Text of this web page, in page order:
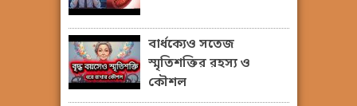
বার্ধক্যেও সতেজ
স্মৃতিশক্তির রহস্য ও
কৌশল